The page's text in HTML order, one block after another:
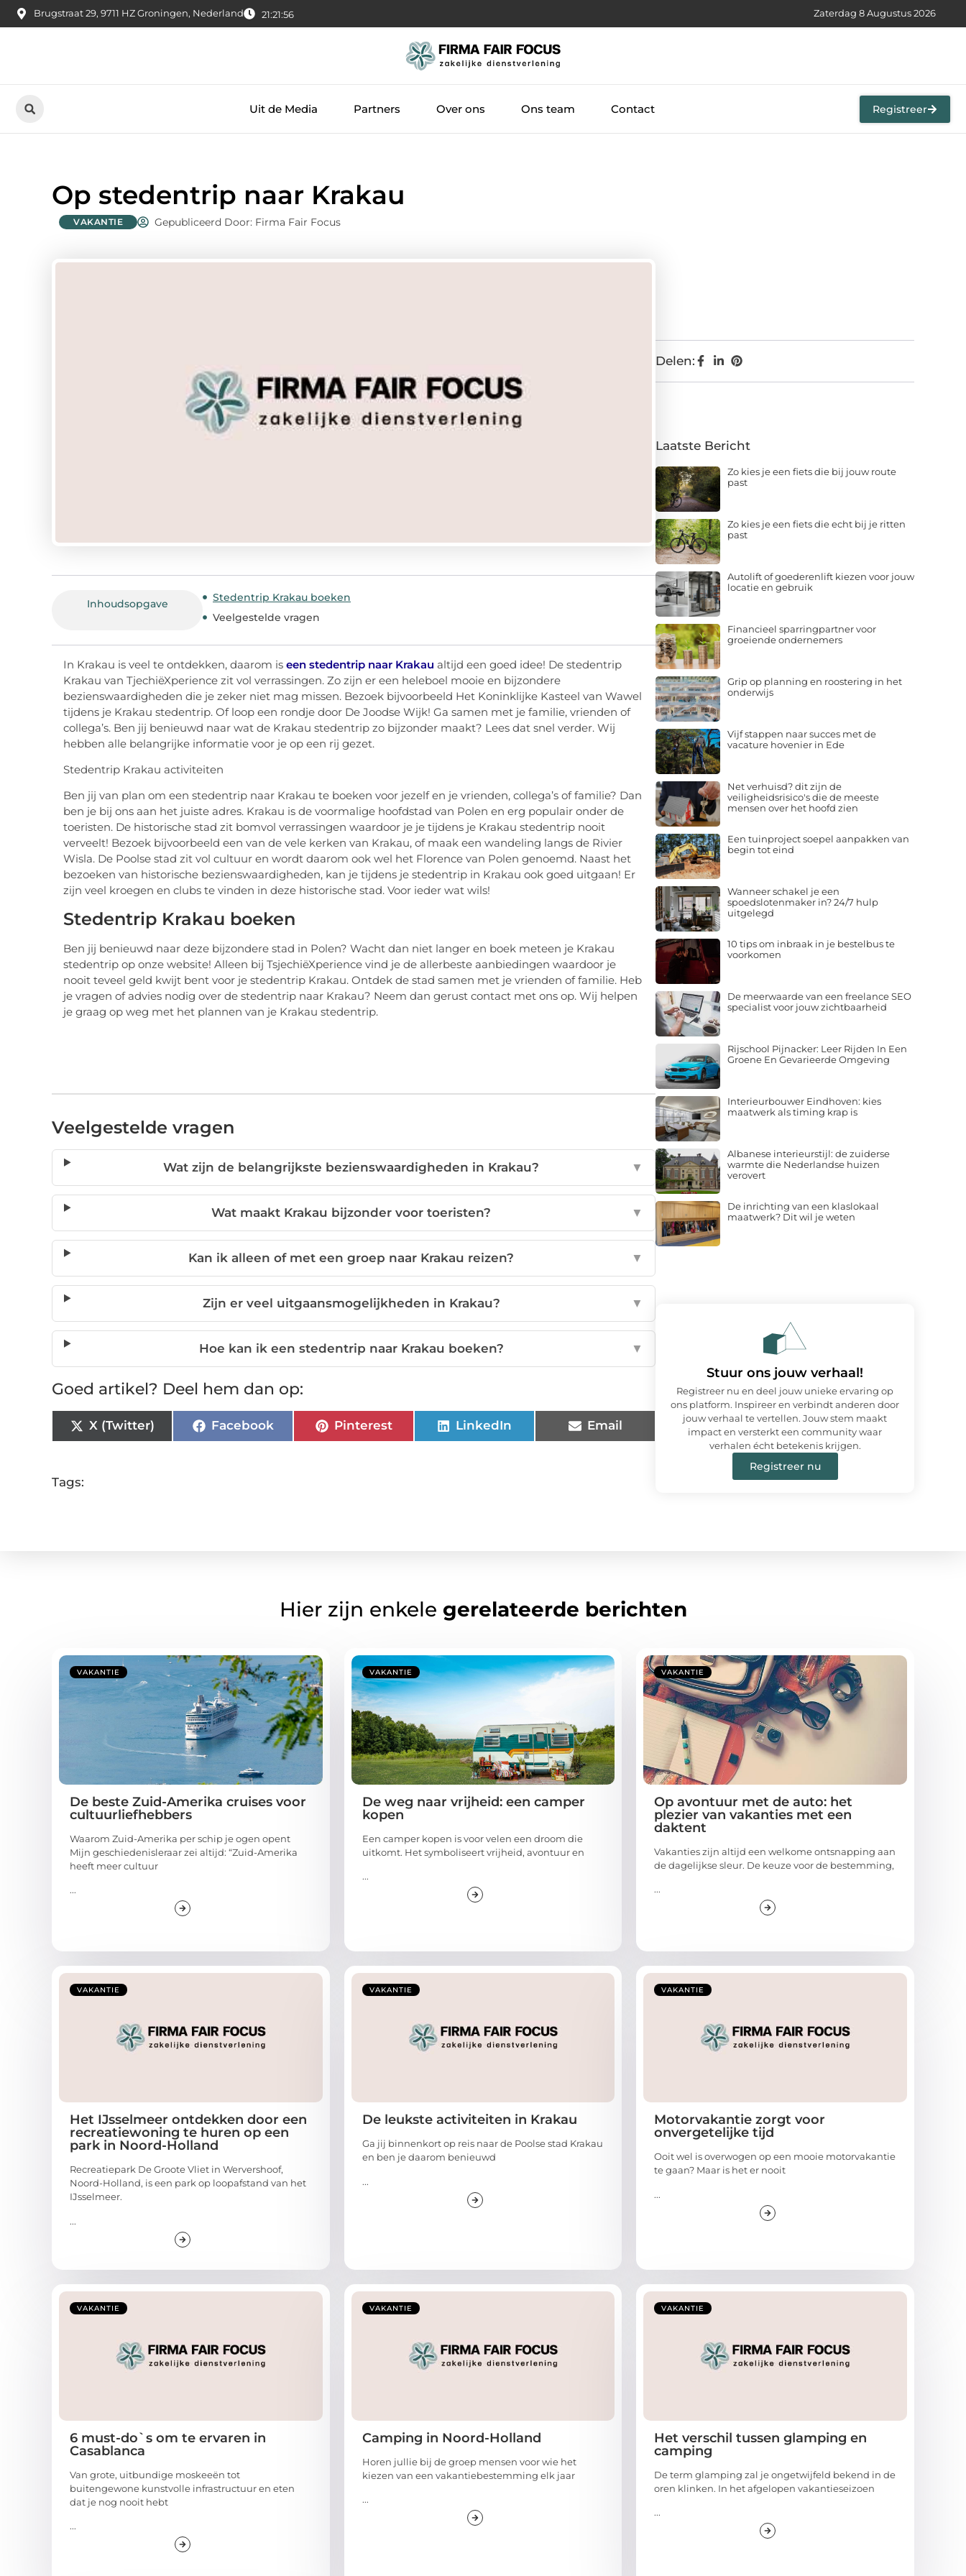
Brugstraat 29, 9711 HZ Groningen, Nederland 21:21:57 Zaterdag 8 Augustus 2026
Uit de Media Partners Over ons Ons team Contact Registreer
Op stedentrip naar Krakau
VAKANTIE Gepubliceerd Door: Firma Fair Focus
Inhoudsopgave
Stedentrip Krakau boeken
Veelgestelde vragen
In Krakau is veel te ontdekken, daarom is een stedentrip naar Krakau altijd een goed idee! De stedentrip
Krakau van TjechiëXperience zit vol verrassingen. Zo zijn er een heleboel mooie en bijzondere
bezienswaardigheden die je zeker niet mag missen. Bezoek bijvoorbeeld Het Koninklijke Kasteel van Wawel
tijdens je Krakau stedentrip. Of loop een rondje door De Joodse Wijk! Ga samen met je familie, vrienden of
collega’s. Ben jij benieuwd naar wat de Krakau stedentrip zo bijzonder maakt? Lees dat snel verder. Wij
hebben alle belangrijke informatie voor je op een rij gezet.
Stedentrip Krakau activiteiten
Ben jij van plan om een stedentrip naar Krakau te boeken voor jezelf en je vrienden, collega’s of familie? Dan
ben je bij ons aan het juiste adres. Krakau is de voormalige hoofdstad van Polen en erg populair onder de
toeristen. De historische stad zit bomvol verrassingen waardoor je je tijdens je Krakau stedentrip nooit
verveelt! Bezoek bijvoorbeeld een van de vele kerken van Krakau, of maak een wandeling langs de Rivier
Wisla. De Poolse stad zit vol cultuur en wordt daarom ook wel het Florence van Polen genoemd. Naast het
bezoeken van historische bezienswaardigheden, kan je tijdens je stedentrip in Krakau ook goed uitgaan! Er
zijn veel kroegen en clubs te vinden in deze historische stad. Voor ieder wat wils!
Stedentrip Krakau boeken
Ben jij benieuwd naar deze bijzondere stad in Polen? Wacht dan niet langer en boek meteen je Krakau
stedentrip op onze website! Alleen bij TsjechiëXperience vind je de allerbeste aanbiedingen waardoor je
nooit teveel geld kwijt bent voor je stedentrip Krakau. Ontdek de stad samen met je vrienden of familie. Heb
je vragen of advies nodig over de stedentrip naar Krakau? Neem dan gerust contact met ons op. Wij helpen
je graag op weg met het plannen van je Krakau stedentrip.
Veelgestelde vragen
Wat zijn de belangrijkste bezienswaardigheden in Krakau? ▼
Wat maakt Krakau bijzonder voor toeristen? ▼
Kan ik alleen of met een groep naar Krakau reizen? ▼
Zijn er veel uitgaansmogelijkheden in Krakau? ▼
Hoe kan ik een stedentrip naar Krakau boeken? ▼
Goed artikel? Deel hem dan op:
X (Twitter) Facebook Pinterest LinkedIn Email
Tags:
Delen:
Laatste Bericht
Zo kies je een fiets die bij jouw route
past
Zo kies je een fiets die echt bij je ritten
past
Autolift of goederenlift kiezen voor jouw
locatie en gebruik
Financieel sparringpartner voor
groeiende ondernemers
Grip op planning en roostering in het
onderwijs
Vijf stappen naar succes met de
vacature hovenier in Ede
Net verhuisd? dit zijn de
veiligheidsrisico's die de meeste
mensen over het hoofd zien
Een tuinproject soepel aanpakken van
begin tot eind
Wanneer schakel je een
spoedslotenmaker in? 24/7 hulp
uitgelegd
10 tips om inbraak in je bestelbus te
voorkomen
De meerwaarde van een freelance SEO
specialist voor jouw zichtbaarheid
Rijschool Pijnacker: Leer Rijden In Een
Groene En Gevarieerde Omgeving
Interieurbouwer Eindhoven: kies
maatwerk als timing krap is
Albanese interieurstijl: de zuiderse
warmte die Nederlandse huizen
verovert
De inrichting van een klaslokaal
maatwerk? Dit wil je weten
Stuur ons jouw verhaal!
Registreer nu en deel jouw unieke ervaring op
ons platform. Inspireer en verbindt anderen door
jouw verhaal te vertellen. Jouw stem maakt
impact en versterkt een community waar
verhalen écht betekenis krijgen.
Registreer nu
Hier zijn enkele gerelateerde berichten
VAKANTIE
De beste Zuid-Amerika cruises voor
cultuurliefhebbers
Waarom Zuid-Amerika per schip je ogen opent
Mijn geschiedenisleraar zei altijd: “Zuid-Amerika
heeft meer cultuur
...
VAKANTIE
De weg naar vrijheid: een camper
kopen
Een camper kopen is voor velen een droom die
uitkomt. Het symboliseert vrijheid, avontuur en
...
VAKANTIE
Op avontuur met de auto: het
plezier van vakanties met een
daktent
Vakanties zijn altijd een welkome ontsnapping aan
de dagelijkse sleur. De keuze voor de bestemming,
...
VAKANTIE
Het IJsselmeer ontdekken door een
recreatiewoning te huren op een
park in Noord-Holland
Recreatiepark De Groote Vliet in Wervershoof,
Noord-Holland, is een park op loopafstand van het
IJsselmeer.
...
VAKANTIE
De leukste activiteiten in Krakau
Ga jij binnenkort op reis naar de Poolse stad Krakau
en ben je daarom benieuwd
...
VAKANTIE
Motorvakantie zorgt voor
onvergetelijke tijd
Ooit wel is overwogen op een mooie motorvakantie
te gaan? Maar is het er nooit
...
VAKANTIE
6 must-do`s om te ervaren in
Casablanca
Van grote, uitbundige moskeeën tot
buitengewone kunstvolle infrastructuur en eten
dat je nog nooit hebt
...
VAKANTIE
Camping in Noord-Holland
Horen jullie bij de groep mensen voor wie het
kiezen van een vakantiebestemming elk jaar
...
VAKANTIE
Het verschil tussen glamping en
camping
De term glamping zal je ongetwijfeld bekend in de
oren klinken. In het afgelopen vakantieseizoen
...